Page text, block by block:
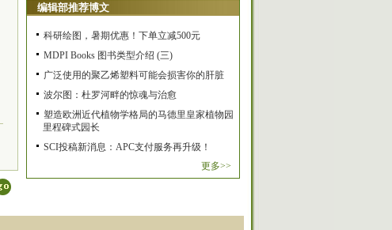
编辑部推荐博文
科研绘图，暑期优惠！下单立减500元
MDPI Books 图书类型介绍 (三)
广泛使用的聚乙烯塑料可能会损害你的肝脏
波尔图：杜罗河畔的惊魂与治愈
塑造欧洲近代植物学格局的马德里皇家植物园
里程碑式园长
SCI投稿新消息：APC支付服务再升级！
更多>>